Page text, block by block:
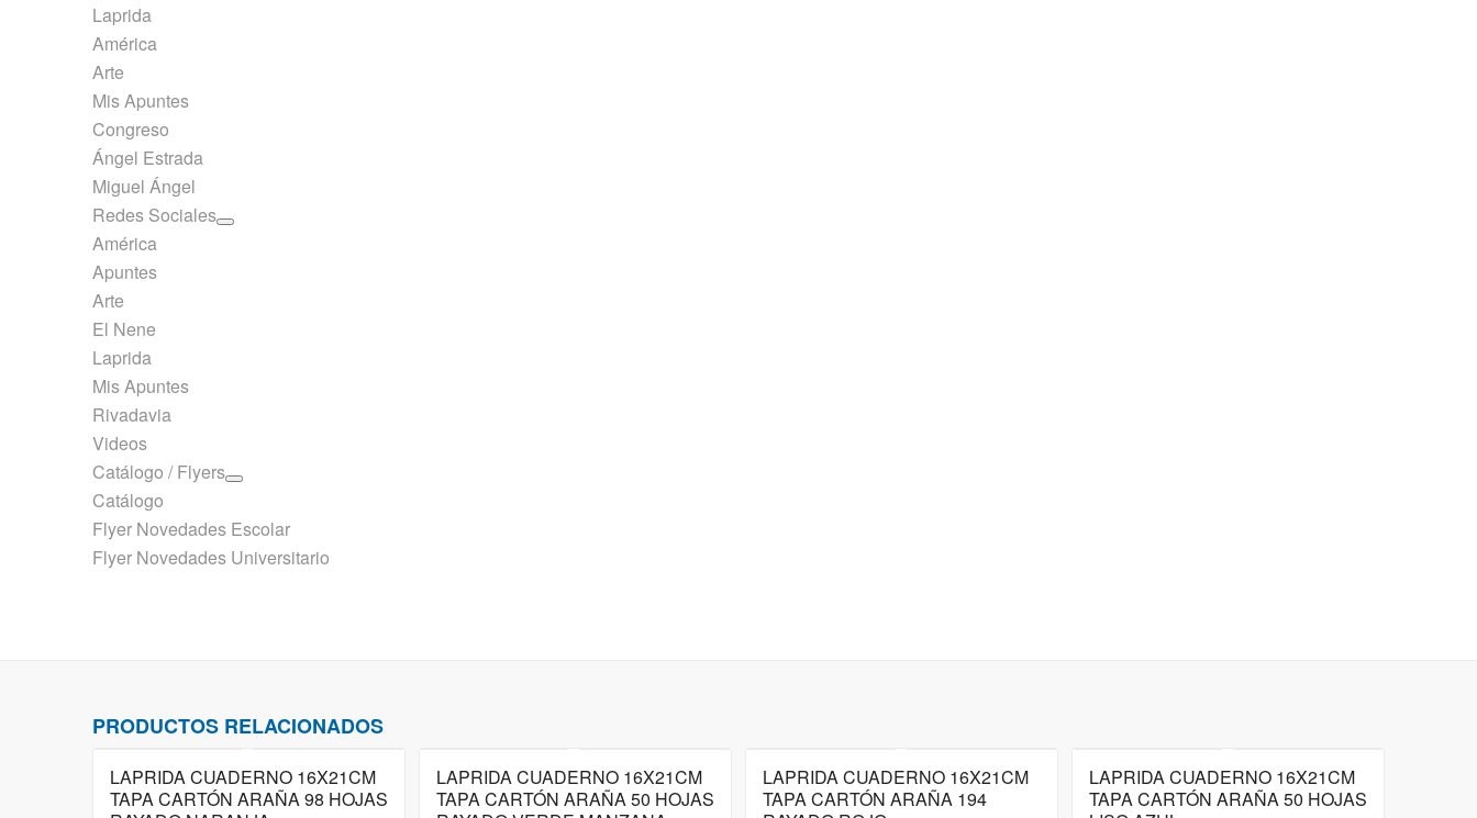
Laprida
América
Arte
Mis Apuntes
Congreso
Ángel Estrada
Miguel Ángel
Redes Sociales
América
Apuntes
Arte
El Nene
Laprida
Mis Apuntes
Rivadavia
Videos
Catálogo / Flyers
Catálogo
Flyer Novedades Escolar
Flyer Novedades Universitario
PRODUCTOS RELACIONADOS
LAPRIDA CUADERNO 16X21CM
TAPA CARTÓN ARAÑA 98 HOJAS
LAPRIDA CUADERNO 16X21CM
TAPA CARTÓN ARAÑA 50 HOJAS
LAPRIDA CUADERNO 16X21CM
TAPA CARTÓN ARAÑA 194
LAPRIDA CUADERNO 16X21CM
TAPA CARTÓN ARAÑA 50 HOJAS